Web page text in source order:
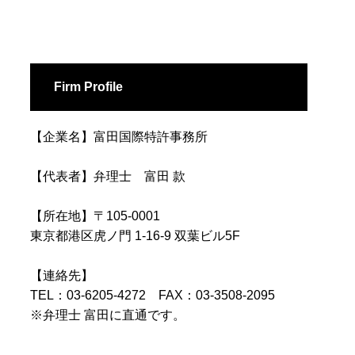
Firm Profile
【企業名】富田国際特許事務所
【代表者】弁理士 富田 款
【所在地】〒105-0001
東京都港区虎ノ門 1-16-9 双葉ビル5F
【連絡先】
TEL：03-6205-4272 FAX：03-3508-2095
※弁理士 富田に直通です。